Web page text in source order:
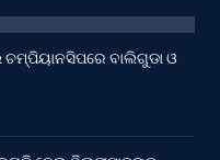
ଚମ୍ପିୟାନସିପରେ ବାଲିଗୁଡା ଓ